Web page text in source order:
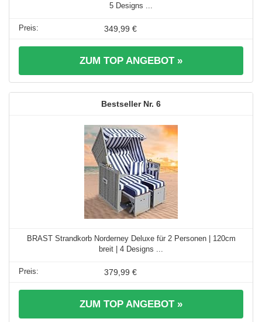
5 Designs ...
349,99 €
ZUM TOP ANGEBOT »
6
BRAST Strandkorb Norderney Deluxe für 2 Personen | 120cm
breit | 4 Designs ...
379,99 €
ZUM TOP ANGEBOT »